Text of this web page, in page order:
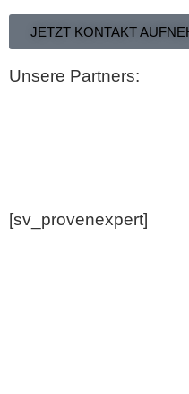
JETZT KONTAKT
Unsere Partners:
[sv_provenexpert]